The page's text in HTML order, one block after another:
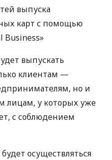
выпуска
карт с помощью
выпускать
клиентам —
но и
лицам, у которых уже
с соблюдением
осуществляться